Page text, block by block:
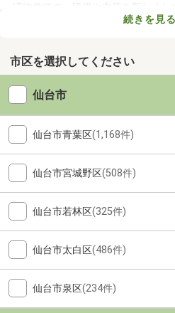
済物件です。設備や内装を新しく
りに変えているなど、住みやすさ
べて、気になるお部屋を見つけまし
続きを見る
市区を選択してください
仙台市
仙台市青葉区(1,168件)
仙台市宮城野区(508件)
仙台市若林区(325件)
仙台市太白区(486件)
仙台市泉区(234件)